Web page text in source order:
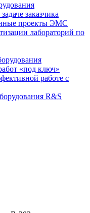
заказчика
проекты ЭМС
лабораторий по
«под ключ»
работе с
R&S